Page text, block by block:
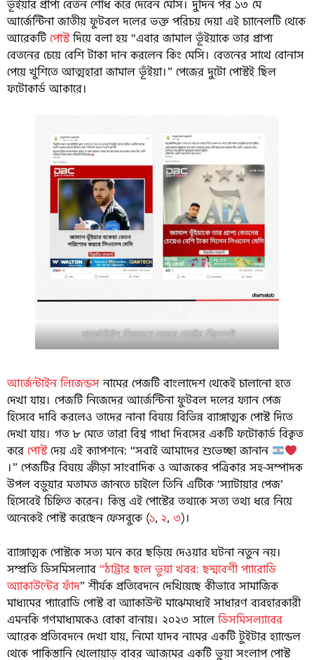
ভূঁইয়ার প্রাপ্য বেতন শোধ করে দেবেন মেসি। দুদিন পর ১৩ মে
আর্জেন্টিনা জাতীয় ফুটবল দলের ভক্ত পরিচয় দেয়া এই চ্যানেলটি থেকে
আরেকটিপোস্টদিয়ে বলা হয় “এবার জামাল ভূঁইয়াকে তার প্রাপ্য
বেতনের চেয়ে বেশি টাকা দান করলেন কিং মেসি। বেতনের সাথে বোনাস
পেয়ে খুশিতে আত্মহারা জামাল ভূঁইয়া।” পেজের দুটো পোস্টই ছিল
ফটোকার্ড আকারে।
আর্জেন্টাইন লিজেন্ডস পেজের পোস্টের স্ক্রিনশট
আর্জেন্টাইন লিজেন্ডসনামের পেজটি বাংলাদেশ থেকেই চালানো হতে
দেখা যায়। পেজটি নিজেদের আর্জেন্টিনা ফুটবল দলের ফ্যান পেজ
হিসেবে দাবি করলেও তাদের নানা বিষয়ে বিভিন্ন ব্যাঙ্গাত্মক পোস্ট দিতে
দেখা যায়। গত ৮ মেতে তারা বিশ্ব গাধা দিবসের একটি ফটোকার্ড বিকৃত
করে পোস্টদেয় এই ক্যাপশনে: “সবাই আমাদের শুভেচ্ছা জানান
।” পেজটির বিষয়ে ক্রীড়া সাংবাদিক ও আজকের পত্রিকার সহ-সম্পাদক
উপল বড়ুয়ার মতামত জানতে চাইলে তিনি এটিকে ‘স্যাটায়ার পেজ’
হিসেবেই চিহ্নিত করেন। কিন্তু এই পোস্টের তথ্যকে সত্য তথ্য ধরে নিয়ে
অনেকেই পোস্ট করেছেন ফেসবুকে (১, ২, ৩)।
ব্যাঙ্গাত্মক পোস্টকে সত্য মনে করে ছড়িয়ে দেওয়ার ঘটনা নতুন নয়।
সম্প্রতি ডিসমিসল্যাব “ঠাট্টার ছলে ভুয়া খবর: ছদ্মবেশী প্যারোডি
অ্যাকাউন্টের ফাঁদ” শীর্ষক প্রতিবেদনে দেখিয়েছে কীভাবে সামাজিক
মাধ্যমের প্যারোডি পোস্ট বা অ্যাকাউন্ট মাঝেমধ্যেই সাধারণ ব্যবহারকারী
এমনকি গণমাধ্যমকেও বোকা বানায়। ২০২৩ সালেডিসমিসল্যাবের
আরেক প্রতিবেদনে দেখা যায়, নিমো যাদব নামের একটি টুইটার হ্যান্ডেল
থেকে পাকিস্তানি খেলোয়াড় বাবর আজমের একটি ভুয়া সংলাপ পোস্ট